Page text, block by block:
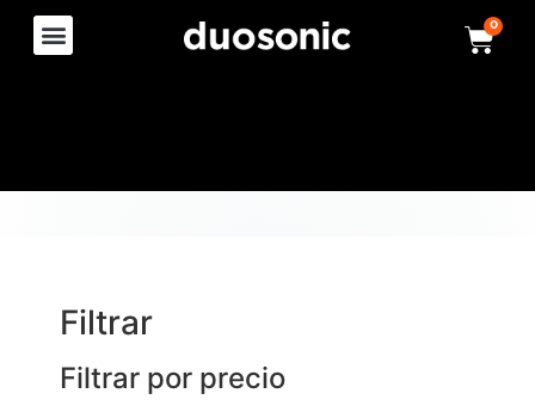
0
Filtrar
Filtrar por precio